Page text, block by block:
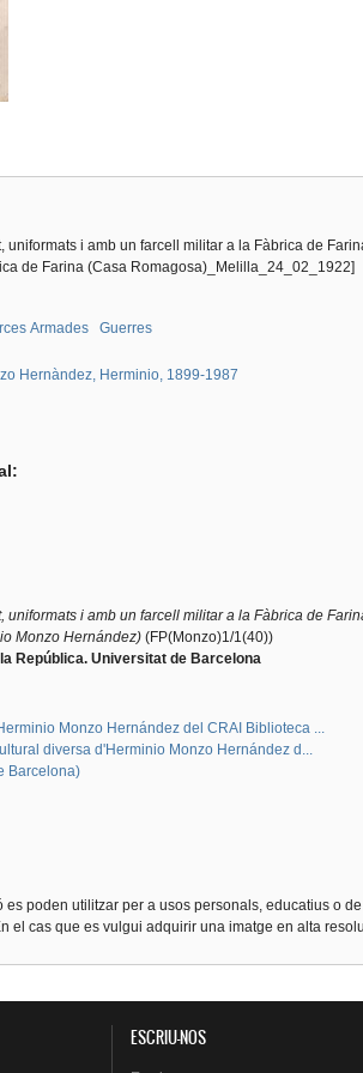
uniformats i amb un farcell militar a la Fàbrica de
de Farina (Casa Romagosa)_Melilla_24_02_1922]
Armades Guerres
Hernàndez, Herminio, 1899-1987
uniformats i amb un farcell militar a la Fàbrica de
Monzo Hernández)(FP(Monzo)1/1(40))
República. Universitat de Barcelona
Monzo Hernández del CRAI Biblioteca ...
diversa d'Herminio Monzo Hernández d...
Barcelona)
es poden utilitzar per a usos personals, educatius o
el cas que es vulgui adquirir una imatge en alta
ESCRIU-NOS